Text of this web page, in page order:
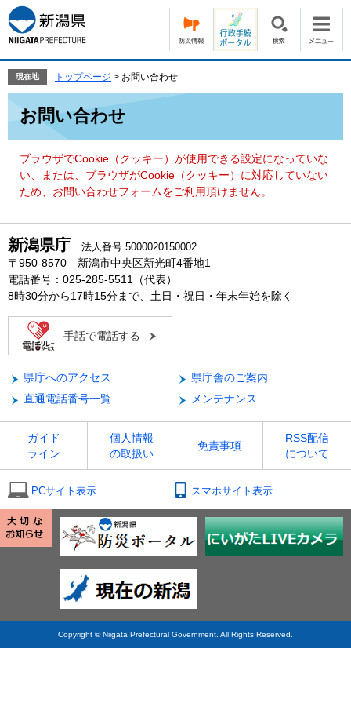
ー
ジ
の
頭
す。
ニ
ュ
ー
飛
て
現在地 トップページ > お問い合わせ
お問い合わせ
ブラウザでCookie（クッキー）が使用できる設定になっていな
い、または、ブラウザがCookie（クッキー）に対応していない
ため、お問い合わせフォームをご利用頂けません。
新潟県庁 法人番号 5000020150002
〒950-8570 新潟市中央区新光町4番地1
電話番号：025-285-5511（代表）
8時30分から17時15分まで、土日・祝日・年末年始を除く
手話で電話する
県庁へのアクセス
県庁舎のご案内
直通電話番号一覧
メンテナンス
ガイド
ライン
個人情報
の取扱い
免責事項
RSS配信
について
PCサイト表示 スマホサイト表示
Copyright © Niigata Prefectural Government. All Rights Reserved.